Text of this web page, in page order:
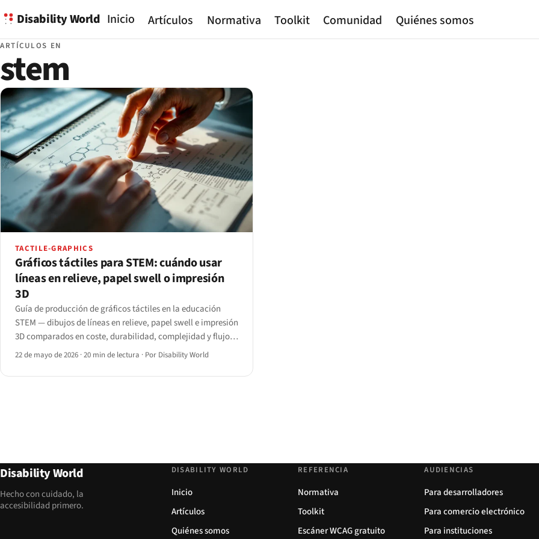
Disability World Inicio Artículos Normativa Toolkit Comunidad Quiénes somos
ARTÍCULOS EN
stem
TACTILE-GRAPHICS
Gráficos táctiles para STEM: cuándo usar
líneas en relieve, papel swell o impresión
3D
Guía de producción de gráficos táctiles en la educación
STEM — dibujos de líneas en relieve, papel swell e impresión
3D comparados en coste, durabilidad, complejidad y flujo
de trabajo en el aula, con un árbol de decisión por materia.
22 de mayo de 2026 ·20 min de lectura · Por Disability World
Disability World
Hecho con cuidado, la
accesibilidad primero.
DISABILITY WORLD
Inicio
Artículos
Quiénes somos
REFERENCIA
Normativa
Toolkit
Escáner WCAG gratuito
AUDIENCIAS
Para desarrolladores
Para comercio electrónico
Para instituciones